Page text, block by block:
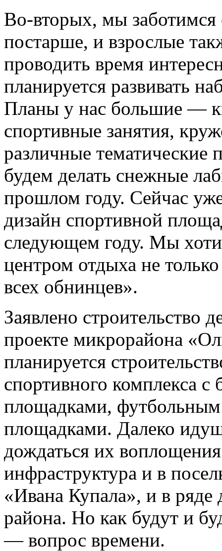
Во-вторых, мы
постарше, и взрослые
проводить время
планируется развивать
Планы у нас большие —
спортивные занятия,
различные тематические
будем делать снежные
прошлом году. Сейчас
дизайн спортивной
следующем году. Мы
центром отдыха не
всех обнинцев».
Заявлено строительство
проекте микрорайона
планируется
спортивного комплекса с
площадками,
площадками. Далеко
дождаться их
инфраструктура и в
«Ивана Купала», и в ряде
района. Но как будут и
— вопрос времени.